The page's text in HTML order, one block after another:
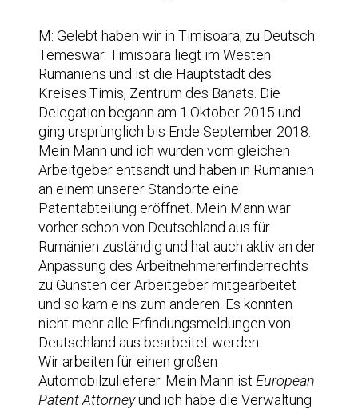
M: Gelebt haben wir in Timisoara; zu Deutsch
Temeswar. Timisoara liegt im Westen
Rumäniens und ist die Hauptstadt des
Kreises Timis, Zentrum des Banats. Die
Delegation begann am 1.Oktober 2015 und
ging ursprünglich bis Ende September 2018.
Mein Mann und ich wurden vom gleichen
Arbeitgeber entsandt und haben in Rumänien
an einem unserer Standorte eine
Patentabteilung eröffnet. Mein Mann war
vorher schon von Deutschland aus für
Rumänien zuständig und hat auch aktiv an der
Anpassung des Arbeitnehmererfinderrechts
zu Gunsten der Arbeitgeber mitgearbeitet
und so kam eins zum anderen. Es konnten
nicht mehr alle Erfindungsmeldungen von
Deutschland aus bearbeitet werden.
Wir arbeiten für einen großen
Automobilzulieferer. Mein Mann ist European
Patent Attorneyund ich habe die Verwaltung